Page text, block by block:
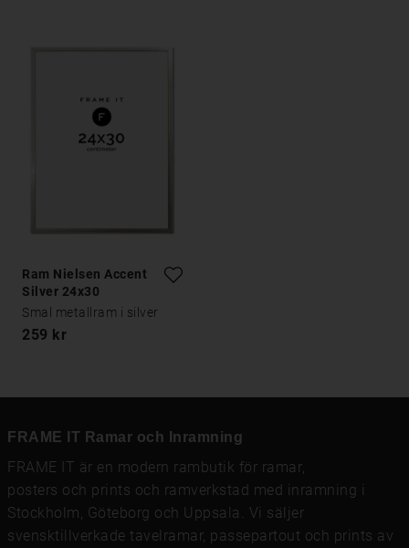
Ram Nielsen Accent
Silver 24x30
Smal metallram i silver
259 kr
FRAME IT Ramar och Inramning
FRAME IT är en modern rambutik för ramar
posters och prints och ramverkstad med inramning i
Stockholm, Göteborg och Uppsala. Vi säljer
svensktillverkade tavelramar, passepartout och prints av